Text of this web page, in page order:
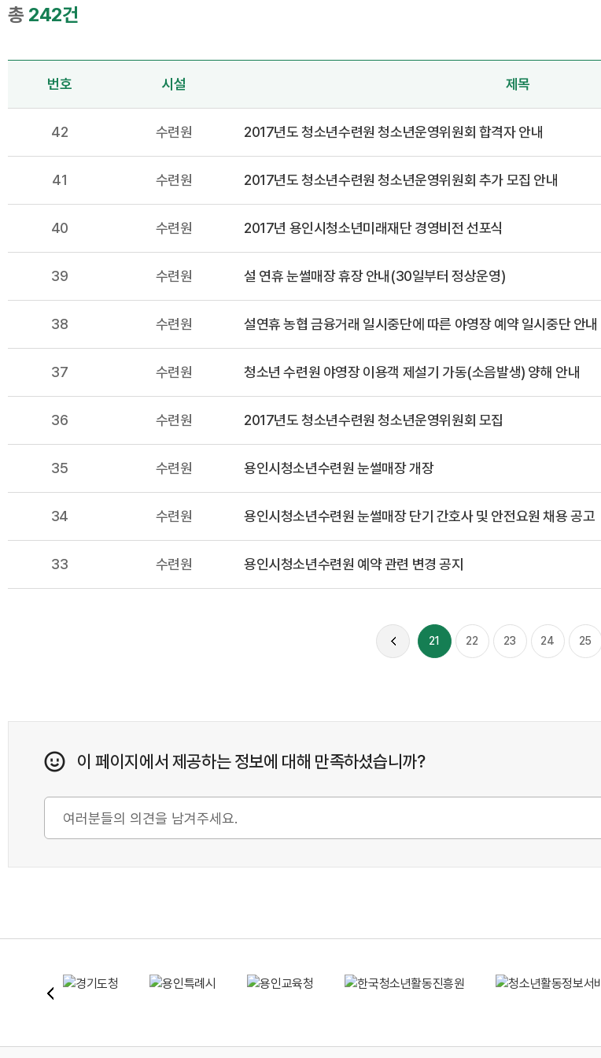
총 242건
번호 시설 제목
42 수련원 2017년도 청소년수련원 청소년운영위원회 합격자 안내
41 수련원 2017년도 청소년수련원 청소년운영위원회 추가 모집 안내
40 수련원 2017년 용인시청소년미래재단 경영비전 선포식
39 수련원 설 연휴 눈썰매장 휴장 안내(30일부터 정상운영)
38 수련원 설연휴 농협 금융거래 일시중단에 따른 야영장 예약 일시중단 안내
37 수련원 청소년 수련원 야영장 이용객 제설기 가동(소음발생) 양해 안내
36 수련원 2017년도 청소년수련원 청소년운영위원회 모집
35 수련원 용인시청소년수련원 눈썰매장 개장
34 수련원 용인시청소년수련원 눈썰매장 단기 간호사 및 안전요원 채용 공고
33 수련원 용인시청소년수련원 예약 관련 변경 공지
21 22 23 24 25
이 페이지에서 제공하는 정보에 대해 만족하셨습니까?